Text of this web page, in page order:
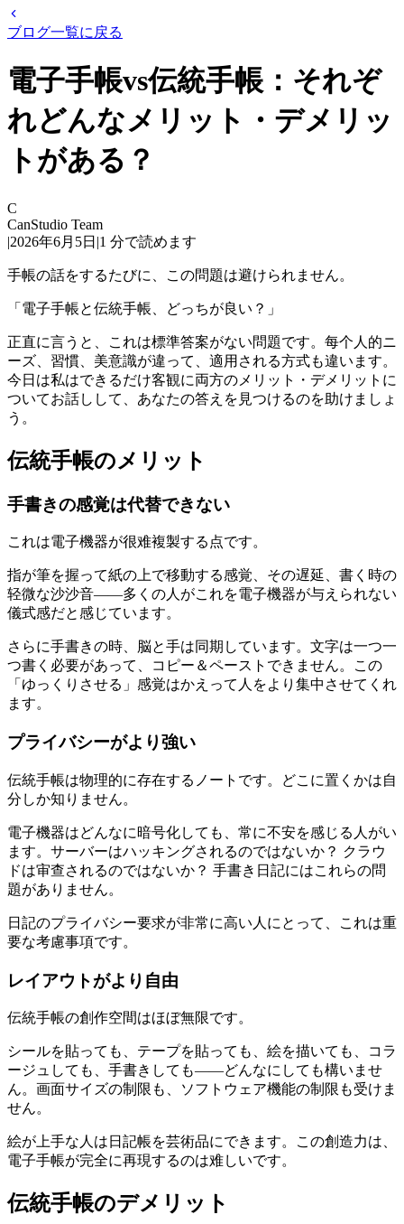
ブログ一覧に戻る
電子手帳vs伝統手帳：それぞ
れどんなメリット・デメリッ
トがある？
C
CanStudio Team
|2026年6月5日 |1 分で読めます
手帳の話をするたびに、この問題は避けられません。
「電子手帳と伝統手帳、どっちが良い？」
正直に言うと、これは標準答案がない問題です。每个人的ニ
ーズ、習慣、美意識が違って、適用される方式も違います。
今日は私はできるだけ客観に両方のメリット・デメリットに
ついてお話しして、あなたの答えを見つけるのを助けましょ
う。
伝統手帳のメリット
手書きの感覚は代替できない
これは電子機器が很难複製する点です。
指が筆を握って紙の上で移動する感覚、その遅延、書く時の
轻微な沙沙音――多くの人がこれを電子機器が与えられない
儀式感だと感じています。
さらに手書きの時、脳と手は同期しています。文字は一つ一
つ書く必要があって、コピー＆ペーストできません。この
「ゆっくりさせる」感覚はかえって人をより集中させてくれ
ます。
プライバシーがより強い
伝統手帳は物理的に存在するノートです。どこに置くかは自
分しか知りません。
電子機器はどんなに暗号化しても、常に不安を感じる人がい
ます。サーバーはハッキングされるのではないか？ クラウ
ドは审查されるのではないか？ 手書き日記にはこれらの問
題がありません。
日記のプライバシー要求が非常に高い人にとって、これは重
要な考慮事項です。
レイアウトがより自由
伝統手帳の創作空間はほぼ無限です。
シールを貼っても、テープを貼っても、絵を描いても、コラ
ージュしても、手書きしても――どんなにしても構いませ
ん。画面サイズの制限も、ソフトウェア機能の制限も受けま
せん。
絵が上手な人は日記帳を芸術品にできます。この創造力は、
電子手帳が完全に再現するのは难しいです。
伝統手帳のデメリット